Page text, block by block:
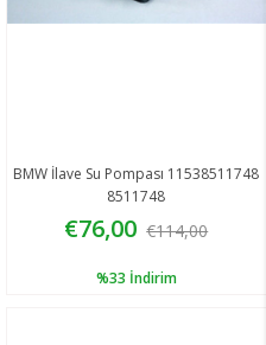
BMW İlave Su Pompası 11538511748
8511748
€76,00 €114,00
%33 İndirim